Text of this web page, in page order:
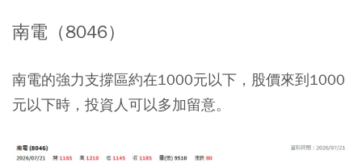
南電（8046）
南電的強力支撐區約在1000元以下，股價來到1000
元以下時，投資人可以多加留意。